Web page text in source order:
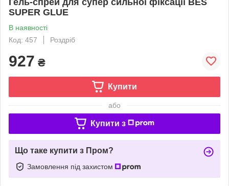
SUPER GLUE
В наявності
Код: 457
Роздріб
927 ₴
Купити
або
Купити з
Що таке купити з Пром?
Замовлення під захистом